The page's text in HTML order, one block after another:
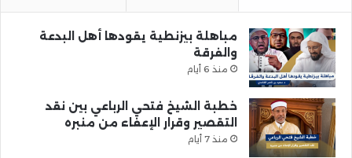
مباهلة بيزنطية يقودها أهل البدعة
والفرقة
منذ 6 أيام
خطبة الشيخ فتحي الرباعي بين نقد
التقصير وقرار الإعفاء من منبره
منذ 7 أيام